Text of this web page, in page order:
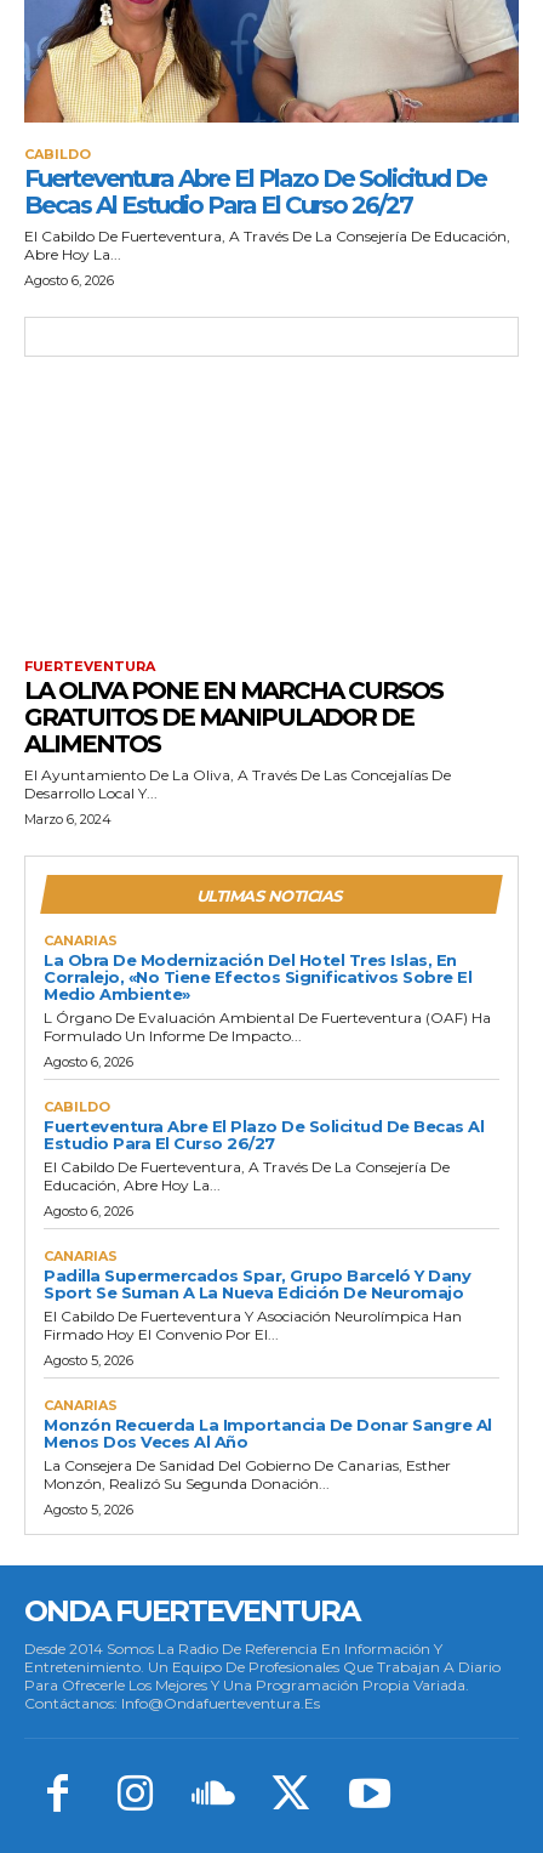
CABILDO
Fuerteventura Abre El Plazo De Solicitud De
Becas Al Estudio Para El Curso 26/27
El Cabildo De Fuerteventura, A Través De La Consejería De Educación,
Abre Hoy La...
Agosto 6, 2026
FUERTEVENTURA
LA OLIVA PONE EN MARCHA CURSOS
GRATUITOS DE MANIPULADOR DE
ALIMENTOS
El Ayuntamiento De La Oliva, A Través De Las Concejalías De
Desarrollo Local Y...
Marzo 6, 2024
ULTIMAS NOTICIAS
CANARIAS
La Obra De Modernización Del Hotel Tres Islas, En
Corralejo, «no Tiene Efectos Significativos Sobre El
Medio Ambiente»
L Órgano De Evaluación Ambiental De Fuerteventura (OAF) Ha
Formulado Un Informe De Impacto...
Agosto 6, 2026
CABILDO
Fuerteventura Abre El Plazo De Solicitud De Becas Al
Estudio Para El Curso 26/27
El Cabildo De Fuerteventura, A Través De La Consejería De
Educación, Abre Hoy La...
Agosto 6, 2026
CANARIAS
Padilla Supermercados Spar, Grupo Barceló Y Dany
Sport Se Suman A La Nueva Edición De Neuromajo
El Cabildo De Fuerteventura Y Asociación Neurolímpica Han
Firmado Hoy El Convenio Por El...
Agosto 5, 2026
CANARIAS
Monzón Recuerda La Importancia De Donar Sangre Al
Menos Dos Veces Al Año
La Consejera De Sanidad Del Gobierno De Canarias, Esther
Monzón, Realizó Su Segunda Donación...
Agosto 5, 2026
ONDA FUERTEVENTURA
Desde 2014 Somos La Radio De Referencia En Información Y
Entretenimiento. Un Equipo De Profesionales Que Trabajan A Diario
Para Ofrecerle Los Mejores Y Una Programación Propia Variada.
Contáctanos: Info@ondafuerteventura.es